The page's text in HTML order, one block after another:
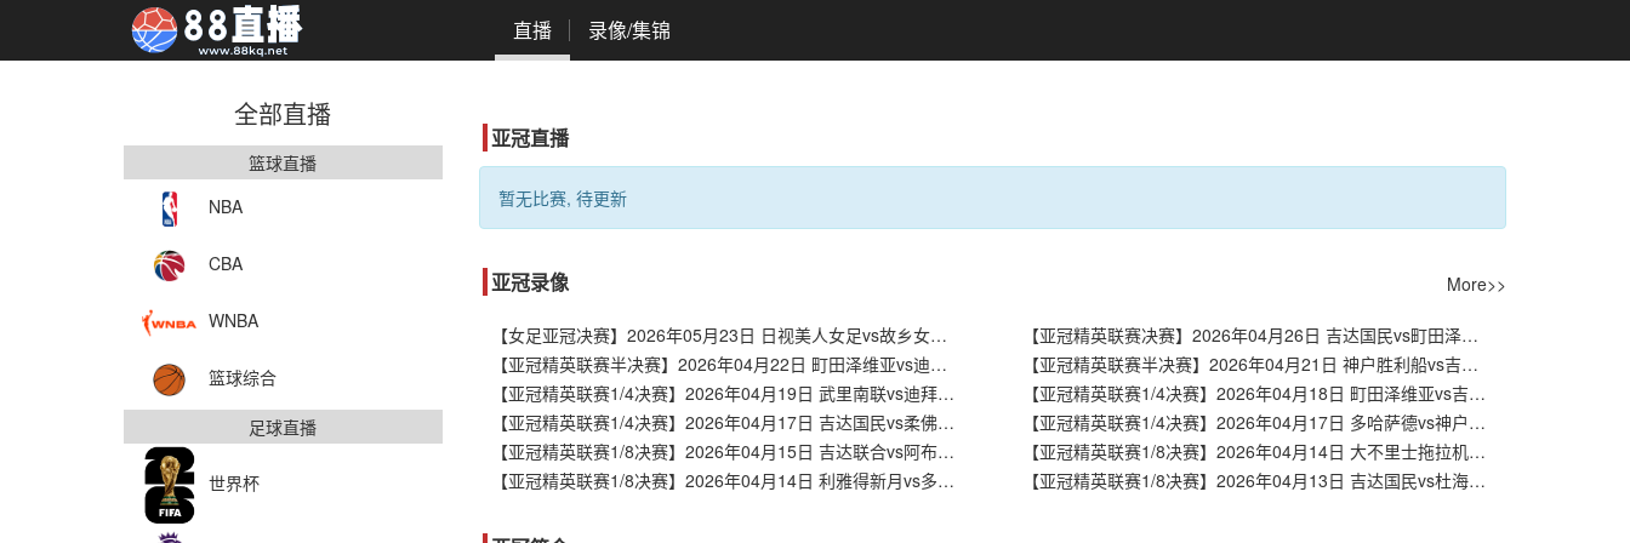
直播 录像/集锦
全部直播
篮球直播
NBA
CBA
WNBA
篮球综合
足球直播
世界杯
亚冠直播
暂无比赛, 待更新
亚冠录像 More>>
【女足亚冠决赛】2026年05月23日 日视美人女足vs故乡女足 全场录像在线回放
【亚冠精英联赛决赛】2026年04月26日 吉达国民vs町田泽维亚 全场录像在线回放
【亚冠精英联赛半决赛】2026年04月22日 町田泽维亚vs迪拜国民 全场录像在线回放
【亚冠精英联赛半决赛】2026年04月21日 神户胜利船vs吉达国民 全场录像在线回放
【亚冠精英联赛1/4决赛】2026年04月19日 武里南联vs迪拜国民 全场录像在线回放
【亚冠精英联赛1/4决赛】2026年04月18日 町田泽维亚vs吉达联合 全场录像在线回放
【亚冠精英联赛1/4决赛】2026年04月17日 吉达国民vs柔佛新山 全场录像在线回放
【亚冠精英联赛1/4决赛】2026年04月17日 多哈萨德vs神户胜利船 全场录像在线回放
【亚冠精英联赛1/8决赛】2026年04月15日 吉达联合vs阿布扎比统一 全场录像在线回放
【亚冠精英联赛1/8决赛】2026年04月14日 大不里士拖拉机vs迪拜国民 全场录像在线回放
【亚冠精英联赛1/8决赛】2026年04月14日 利雅得新月vs多哈萨德 全场录像在线回放
【亚冠精英联赛1/8决赛】2026年04月13日 吉达国民vs杜海勒 全场录像在线回放